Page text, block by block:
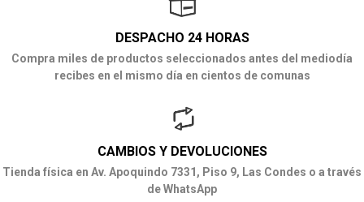
DESPACHO 24 HORAS
Compra miles de productos seleccionados antes del mediodía
recibes en el mismo día en cientos de comunas
CAMBIOS Y DEVOLUCIONES
Tienda física en Av. Apoquindo 7331, Piso 9, Las Condes o a través
de WhatsApp